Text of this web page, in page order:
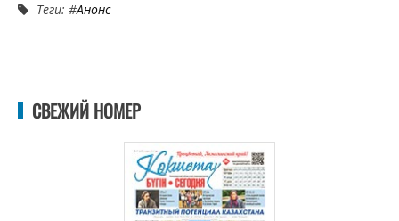
Теги: #Анонс
СВЕЖИЙ НОМЕР